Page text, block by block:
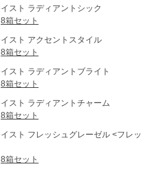
スト ラディアントシック
8箱セット
スト アクセントスタイル
8箱セット
スト ラディアントブライト
8箱セット
スト ラディアントチャーム
8箱セット
スト フレッシュグレーゼル <フレッ
8箱セット